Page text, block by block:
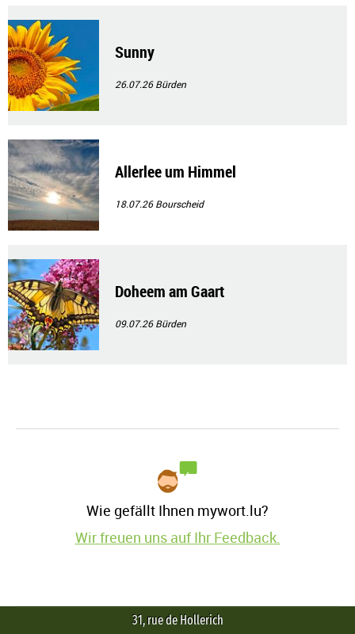
Sunny
26.07.26Bürden
Allerlee um Himmel
18.07.26Bourscheid
Doheem am Gaart
09.07.26Bürden
Wie gefällt Ihnen mywort.lu?
Wir freuen uns auf Ihr Feedback.
31, rue de Hollerich